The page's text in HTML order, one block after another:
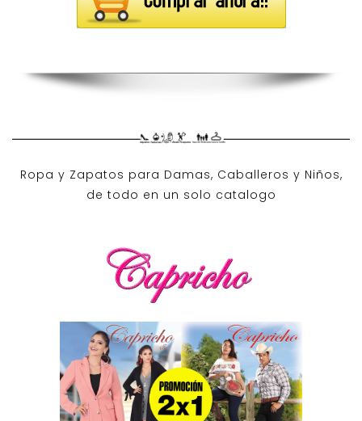
Ropa y Zapatos para Damas, Caballeros y Niños,
de todo en un solo catalogo